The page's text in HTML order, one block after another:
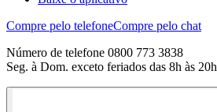
Compre pelo telefoneCompre pelo chat
Número de telefone 0800 773 3838
Seg. à Dom. exceto feriados das 8h às 20h